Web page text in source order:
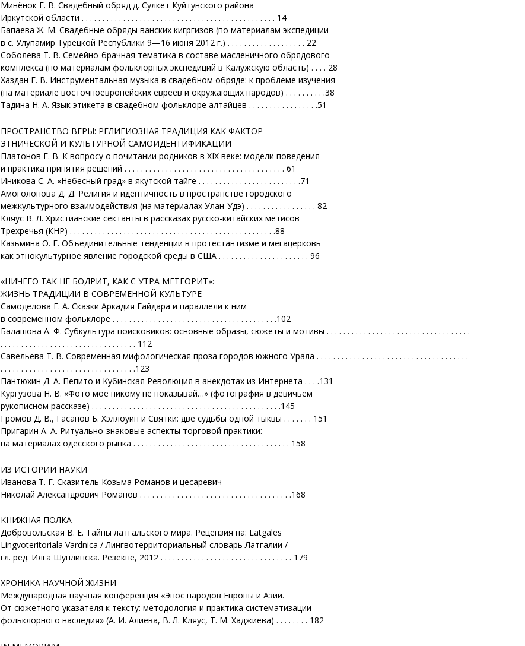
Минёнок Е. В. Свадебный обряд д. Сулкет Куйтунского района
Иркутской области . . . . . . . . . . . . . . . . . . . . . . . . . . . . . . . . . . . . . . . . . . . . . . . 14
Бапаева Ж. М. Свадебные обряды ванских кигргизов (по материалам экспедиции
в с. Улупамир Турецкой Республики 9—16 июня 2012 г.) . . . . . . . . . . . . . . . . . . . 22
Соболева Т. В. Семейно-брачная тематика в составе масленичного обрядового
комплекса (по материалам фольклорных экспедиций в Калужскую область) . . . . 28
Хаздан Е. В. Инструментальная музыка в свадебном обряде: к проблеме изучения
(на материале восточноевропейских евреев и окружающих народов) . . . . . . . . . .38
Тадина Н. А. Язык этикета в свадебном фольклоре алтайцев . . . . . . . . . . . . . . . . .51
ПРОСТРАНСТВО ВЕРЫ: РЕЛИГИОЗНАЯ ТРАДИЦИЯ КАК ФАКТОР
ЭТНИЧЕСКОЙ И КУЛЬТУРНОЙ САМОИДЕНТИФИКАЦИИ
Платонов Е. В. К вопросу о почитании родников в XIX веке: модели поведения
и практика принятия решений . . . . . . . . . . . . . . . . . . . . . . . . . . . . . . . . . . . . . . . 61
Иникова С. А. «Небесный град» в якутской тайге . . . . . . . . . . . . . . . . . . . . . . . . .71
Амоголонова Д. Д. Религия и идентичность в пространстве городского
межкультурного взаимодействия (на материалах Улан-Удэ) . . . . . . . . . . . . . . . . . 82
Кляус В. Л. Христианские сектанты в рассказах русско-китайских метисов
Трехречья (КНР) . . . . . . . . . . . . . . . . . . . . . . . . . . . . . . . . . . . . . . . . . . . . . . . . . .88
Казьмина О. Е. Объединительные тенденции в протестантизме и мегацерковь
как этнокультурное явление городской среды в США . . . . . . . . . . . . . . . . . . . . . . 96
«НИЧЕГО ТАК НЕ БОДРИТ, КАК С УТРА МЕТЕОРИТ»:
ЖИЗНЬ ТРАДИЦИИ В СОВРЕМЕННОЙ КУЛЬТУРЕ
Самоделова Е. А. Сказки Аркадия Гайдара и параллели к ним
в современном фольклоре . . . . . . . . . . . . . . . . . . . . . . . . . . . . . . . . . . . . . . . .102
Балашова А. Ф. Субкультура поисковиков: основные образы, сюжеты и мотивы . . . . . . . . . . . . . . . . . . . . . . . . . . . . . . . . . . .
. . . . . . . . . . . . . . . . . . . . . . . . . . . . . . . . . 112
Савельева Т. В. Современная мифологическая проза городов южного Урала . . . . . . . . . . . . . . . . . . . . . . . . . . . . . . . . . . . . .
. . . . . . . . . . . . . . . . . . . . . . . . . . . . . . . . .123
Пантюхин Д. А. Пепито и Кубинская Революция в анекдотах из Интернета . . . .131
Кургузова Н. В. «Фото мое никому не показывай…» (фотография в девичьем
рукописном рассказе) . . . . . . . . . . . . . . . . . . . . . . . . . . . . . . . . . . . . . . . . . . . . . .145
Громов Д. В., Гасанов Б. Хэллоуин и Святки: две судьбы одной тыквы . . . . . . . 151
Пригарин А. А. Ритуально-знаковые аспекты торговой практики:
на материалах одесского рынка . . . . . . . . . . . . . . . . . . . . . . . . . . . . . . . . . . . . . . 158
ИЗ ИСТОРИИ НАУКИ
Иванова Т. Г. Сказитель Козьма Романов и цесаревич
Николай Александрович Романов . . . . . . . . . . . . . . . . . . . . . . . . . . . . . . . . . . . . .168
КНИЖНАЯ ПОЛКА
Добровольская В. Е. Тайны латгальского мира. Рецензия на: Latgales
Lingvoteritoriala Vardnica / Лингвотерриториальный словарь Латгалии /
гл. ред. Илга Шуплинска. Резекне, 2012 . . . . . . . . . . . . . . . . . . . . . . . . . . . . . . . . 179
ХРОНИКА НАУЧНОЙ ЖИЗНИ
Международная научная конференция «Эпос народов Европы и Азии.
От сюжетного указателя к тексту: методология и практика систематизации
фольклорного наследия» (А. И. Алиева, В. Л. Кляус, Т. М. Хаджиева) . . . . . . . . 182